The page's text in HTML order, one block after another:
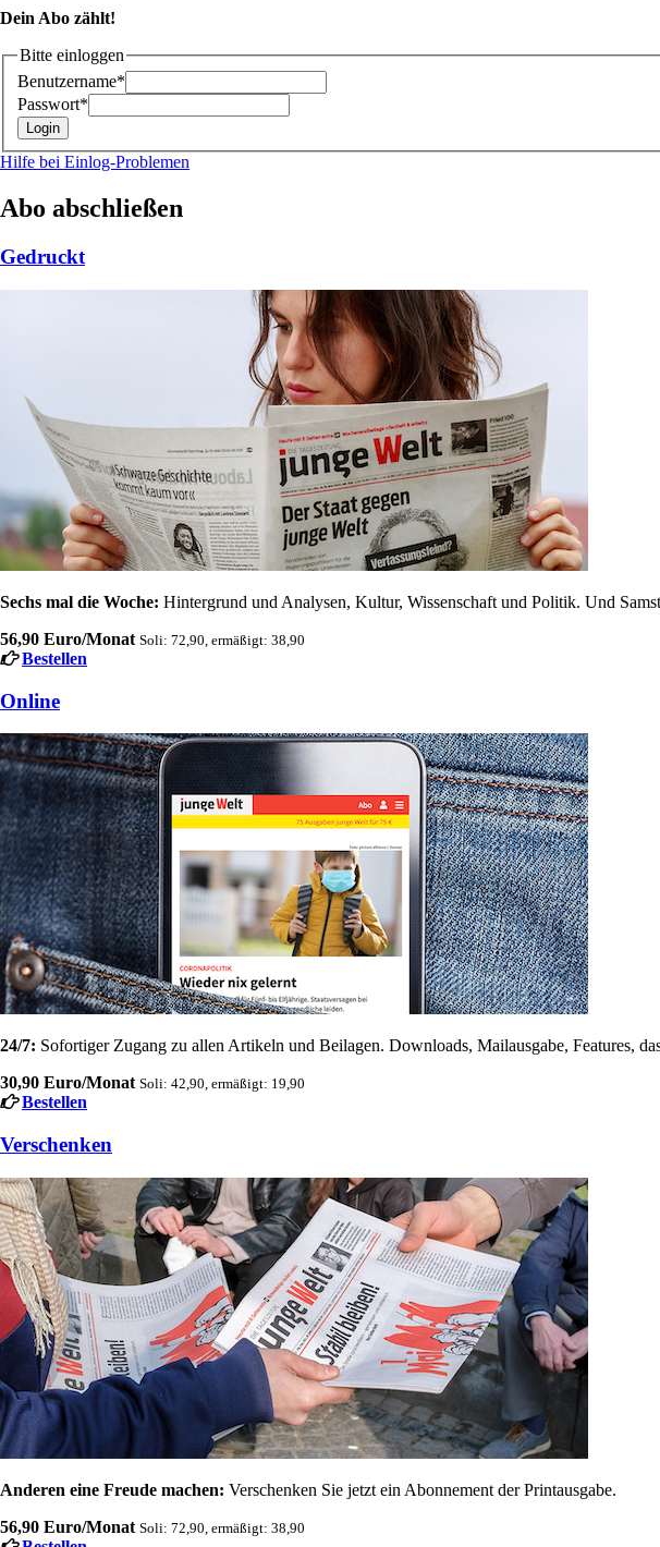
Dein Abo zählt!
Bitte einloggen
Benutzername*
Passwort*
Hilfe bei Einlog-Problemen
Abo abschließen
Gedruckt
Sechs mal die Woche: Hintergrund und Analysen, Kultur, Wissenschaft und Politik. Und
56,90 Euro/Monat Soli: 72,90, ermäßigt: 38,90
Bestellen
Online
24/7: Sofortiger Zugang zu allen Artikeln und Beilagen. Downloads, Mailausgabe, Features,
30,90 Euro/Monat Soli: 42,90, ermäßigt: 19,90
Bestellen
Verschenken
Anderen eine Freude machen: Verschenken Sie jetzt ein Abonnement der Printausgabe.
56,90 Euro/Monat Soli: 72,90, ermäßigt: 38,90